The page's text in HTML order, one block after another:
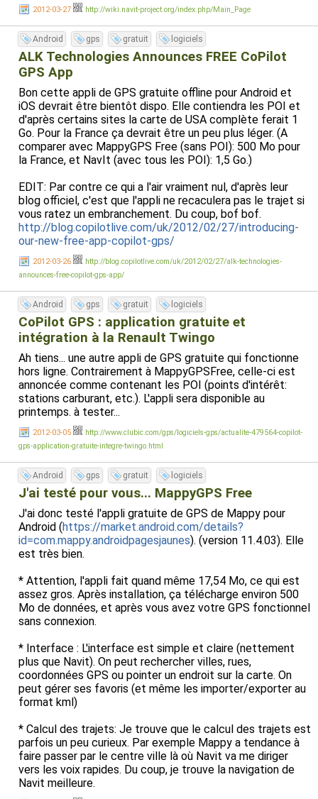
différents appareils là:http://wiki.navit-
project.org/index.php/OSD_Layouts
Liens:
Site officiel:http://www.navit-project.org/
Wiki:http://wiki.navit-project.org/
Repository des dernières versions:http://download.navit-
project.org/navit/
derniers builds)
Carte à télécharger:http://maps.navit-project.org/
(renommer en navitmap.bin et placer dans /sdcard/navit/)
2012-03-27 http://wiki.navit-project.org/index.php/Main_Page
Android gps gratuit logiciels
ALK Technologies Announces FREE CoPilot
GPS App
Bon cette appli de GPS gratuite offline pour Android et
iOS devrait être bientôt dispo. Elle contiendra les POI et
d'après certains sites la carte de USA complète ferait 1
Go. Pour la France ça devrait être un peu plus léger. (A
comparer avec MappyGPS Free (sans POI): 500 Mo pour
la France, et NavIt (avec tous les POI): 1,5 Go.)
EDIT: Par contre ce qui a l'air vraiment nul, d'après leur
blog officiel, c'est que l'appli ne recaculera pas le trajet si
vous ratez un embranchement. Du coup, bof bof.
http://blog.copilotlive.com/uk/2012/02/27/introducing-
our-new-free-app-copilot-gps/
2012-03-26
http://blog.copilotlive.com/uk/2012/02/27/alk-technologies-
announces-free-copilot-gps-app/
Android gps gratuit logiciels
CoPilot GPS : application gratuite et
intégration à la Renault Twingo
Ah tiens... une autre appli de GPS gratuite qui fonctionne
hors ligne. Contrairement à MappyGPSFree, celle-ci est
annoncée comme contenant les POI (points d'intérêt:
stations carburant, etc.). L'appli sera disponible au
printemps. à tester...
2012-03-05
http://www.clubic.com/gps/logiciels-gps/actualite-479564-copilot-
gps-application-gratuite-integre-twingo.html
Android gps gratuit logiciels
J'ai testé pour vous... MappyGPS Free
J'ai donc testé l'appli gratuite de GPS de Mappy pour
Android (https://market.android.com/details?
id=com.mappy.androidpagesjaunes). (version 11.4.03). Elle
est très bien.
* Attention, l'appli fait quand même 17,54 Mo, ce qui est
assez gros. Après installation, ça télécharge environ 500
Mo de données, et après vous avez votre GPS fonctionnel
sans connexion.
* Interface : L'interface est simple et claire (nettement
plus que Navit). On peut rechercher villes, rues,
coordonnées GPS ou pointer un endroit sur la carte. On
peut gérer ses favoris (et même les importer/exporter au
format kml)
* Calcul des trajets: Je trouve que le calcul des trajets est
parfois un peu curieux. Par exemple Mappy a tendance à
faire passer par le centre ville là où Navit va me diriger
vers les voix rapides. Du coup, je trouve la navigation de
Navit meilleure.